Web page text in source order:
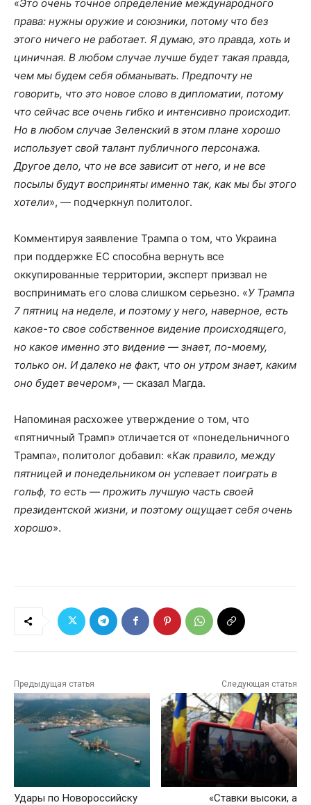
«Это очень точное определение международного
права: нужны оружие и союзники, потому что без
этого ничего не работает. Я думаю, это правда, хоть и
циничная. В любом случае лучше будет такая правда,
чем мы будем себя обманывать. Предпочту не
говорить, что это новое слово в дипломатии, потому
что сейчас все очень гибко и интенсивно происходит.
Но в любом случае Зеленский в этом плане хорошо
использует свой талант публичного персонажа.
Другое дело, что не все зависит от него, и не все
посылы будут восприняты именно так, как мы бы этого
хотели», — подчеркнул политолог.
Комментируя заявление Трампа о том, что Украина
при поддержке ЕС способна вернуть все
оккупированные территории, эксперт призвал не
воспринимать его слова слишком серьезно. «У Трампа
7 пятниц на неделе, и поэтому у него, наверное, есть
какое-то свое собственное видение происходящего,
но какое именно это видение — знает, по-моему,
только он. И далеко не факт, что он утром знает, каким
оно будет вечером», — сказал Магда.
Напоминая расхожее утверждение о том, что
«пятничный Трамп» отличается от «понедельничного
Трампа», политолог добавил: «Как правило, между
пятницей и понедельником он успевает поиграть в
гольф, то есть — прожить лучшую часть своей
президентской жизни, и поэтому ощущает себя очень
хорошо».
Предыдущая статья
Удары по Новороссийску
Следующая статья
«Ставки высоки, а